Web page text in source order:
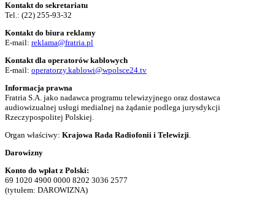
Kontakt do sekretariatu
Tel.: (22) 255-93-32
Kontakt do biura reklamy
E-mail: reklama@fratria.pl
Kontakt dla operatorów kablowych
E-mail: operatorzy.kablowi@wpolsce24.tv
Informacja prawna
Fratria S.A. jako nadawca programu telewizyjnego oraz dostawca
audiowizualnej usługi medialnej na żądanie podlega jurysdykcji
Rzeczypospolitej Polskiej.
Organ właściwy: Krajowa Rada Radiofonii i Telewizji.
Darowizny
Konto do wpłat z Polski:
69 1020 4900 0000 8202 3036 2577
(tytułem: DAROWIZNA)